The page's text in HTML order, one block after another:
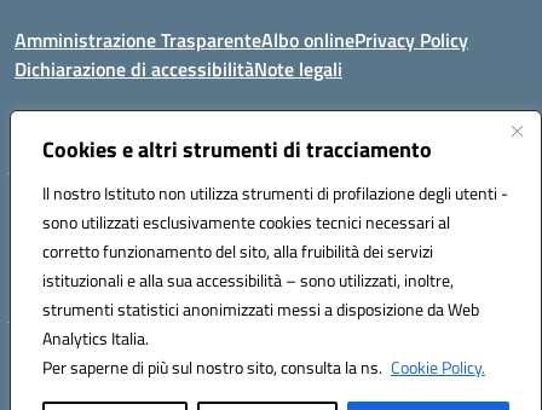
Cookies e altri strumenti di tracciamento
Il nostro Istituto non utilizza strumenti di profilazione degli utenti -
sono utilizzati esclusivamente cookies tecnici necessari al
corretto funzionamento del sito, alla fruibilità dei servizi
istituzionali e alla sua accessibilità – sono utilizzati, inoltre,
strumenti statistici anonimizzati messi a disposizione da Web
Analytics Italia.
Per saperne di più sul nostro sito, consulta la ns. Cookie Policy.
Amministrazione TrasparenteAlbo onlinePrivacy Policy
Dichiarazione di accessibilitàNote legali
Codice fiscale: 81000450908 Codice meccanografico: SSIC80600X
Telefono: 079714035 Fax: 079716128
Mail: SSIC80600X@istruzione.it PEC: SSIC80600X@pec.istruzione.it
Hosting & Powered by 3D Solution S.r.l.
Concept & Design by Designers Italia